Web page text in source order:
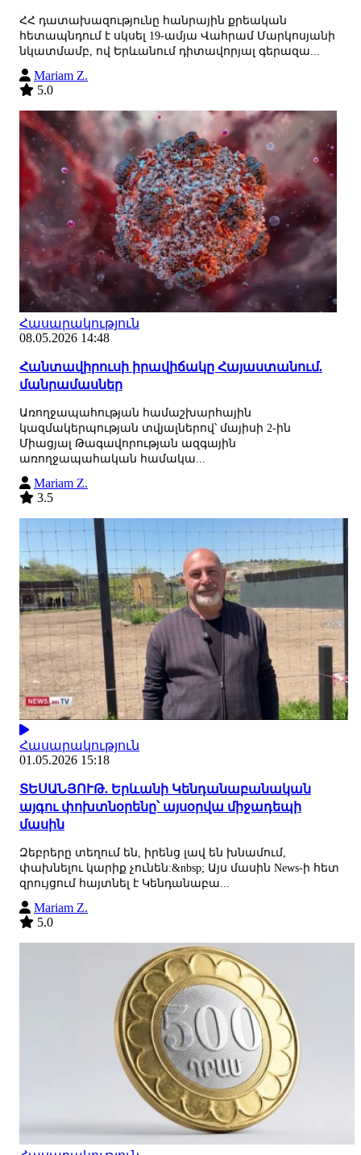
ՀՀ դատախազությունը հանրային քրեական
հետապնդում է սկսել 19-ամյա Վահրամ Մարկոսյանի
նկատմամբ, ով Երևանում դիտավորյալ գերազա...
Mariam Z.
5.0
Հասարակություն
08.05.2026 14:48
Հանտավիրուսի իրավիճակը Հայաստանում.
մանրամասներ
Առողջապահության համաշխարհային
կազմակերպության տվյալներով՝ մայիսի 2-ին
Միացյալ Թագավորության ազգային
առողջապահական համակա...
Mariam Z.
3.5
Հասարակություն
01.05.2026 15:18
ՏԵՍԱՆՅՈՒԹ. Երևանի Կենդանաբանական
այգու փոխտնօրենը՝ այսօրվա միջադեպի
մասին
Զեբրերը տեղում են, իրենց լավ են խնամում,
փախնելու կարիք չունեն:&nbsp; Այս մասին News-ի հետ
զրույցում հայտնել է Կենդանաբա...
Mariam Z.
5.0